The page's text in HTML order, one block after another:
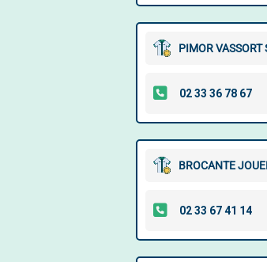
PIMOR VASSORT
BROCANTE